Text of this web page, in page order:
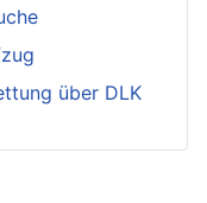
über DLK